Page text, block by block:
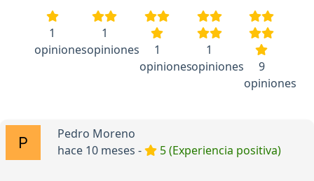
1
opiniones
1
opiniones
1
opiniones
1
opiniones
9
opiniones
Pedro Moreno
hace 10 meses -
5 (Experiencia positiva)